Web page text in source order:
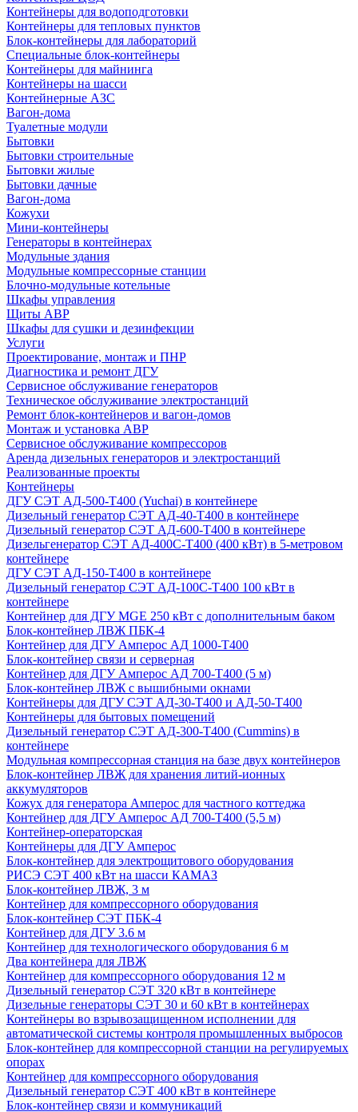
Контейнеры для водоподготовки
Контейнеры для тепловых пунктов
Блок-контейнеры для лабораторий
Специальные блок-контейнеры
Контейнеры для майнинга
Контейнеры на шасси
Контейнерные АЗС
Вагон-дома
Туалетные модули
Бытовки
Бытовки строительные
Бытовки жилые
Бытовки дачные
Вагон-дома
Кожухи
Мини-контейнеры
Генераторы в контейнерах
Модульные здания
Модульные компрессорные станции
Блочно-модульные котельные
Шкафы управления
Щиты АВР
Шкафы для сушки и дезинфекции
Услуги
Проектирование, монтаж и ПНР
Диагностика и ремонт ДГУ
Сервисное обслуживание генераторов
Техническое обслуживание электростанций
Ремонт блок-контейнеров и вагон-домов
Монтаж и установка АВР
Сервисное обслуживание компрессоров
Аренда дизельных генераторов и электростанций
Реализованные проекты
Контейнеры
ДГУ СЭТ АД-500-Т400 (Yuchai) в контейнере
Дизельный генератор СЭТ АД-40-Т400 в контейнере
Дизельный генератор СЭТ АД-600-Т400 в контейнере
Дизельгенератор СЭТ АД-400С-Т400 (400 кВт) в 5-метровом
контейнере
ДГУ СЭТ АД-150-Т400 в контейнере
Дизельный генератор СЭТ АД-100С-Т400 100 кВт в
контейнере
Контейнер для ДГУ MGE 250 кВт с дополнительным баком
Блок-контейнер ЛВЖ ПБК-4
Контейнер для ДГУ Амперос АД 1000-Т400
Блок-контейнер связи и серверная
Контейнер для ДГУ Амперос АД 700-Т400 (5 м)
Блок-контейнер ЛВЖ с вышибными окнами
Контейнеры для ДГУ СЭТ АД-30-Т400 и АД-50-Т400
Контейнеры для бытовых помещений
Дизельный генератор СЭТ АД-300-Т400 (Cummins) в
контейнере
Модульная компрессорная станция на базе двух контейнеров
Блок-контейнер ЛВЖ для хранения литий-ионных
аккумуляторов
Кожух для генератора Амперос для частного коттеджа
Контейнер для ДГУ Амперос АД 700-Т400 (5,5 м)
Контейнер-операторская
Контейнеры для ДГУ Амперос
Блок-контейнер для электрощитового оборудования
РИСЭ СЭТ 400 кВт на шасси КАМАЗ
Блок-контейнер ЛВЖ, 3 м
Контейнер для компрессорного оборудования
Блок-контейнер СЭТ ПБК-4
Контейнер для ДГУ 3.6 м
Контейнер для технологического оборудования 6 м
Два контейнера для ЛВЖ
Контейнер для компрессорного оборудования 12 м
Дизельный генератор СЭТ 320 кВт в контейнере
Дизельные генераторы СЭТ 30 и 60 кВт в контейнерах
Контейнеры во взрывозащищенном исполнении для
автоматической системы контроля промышленных выбросов
Блок-контейнер для компрессорной станции на регулируемых
опорах
Контейнер для компрессорного оборудования
Дизельный генератор СЭТ 400 кВт в контейнере
Блок-контейнер связи и коммуникаций